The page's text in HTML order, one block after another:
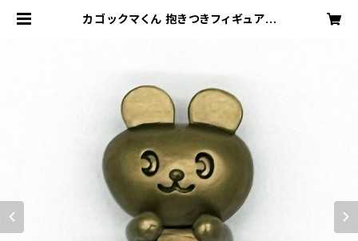
カゴックマくん 抱きつきフィギュア |